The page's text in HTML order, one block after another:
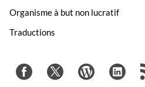
Organisme à but non lucratif
Traductions